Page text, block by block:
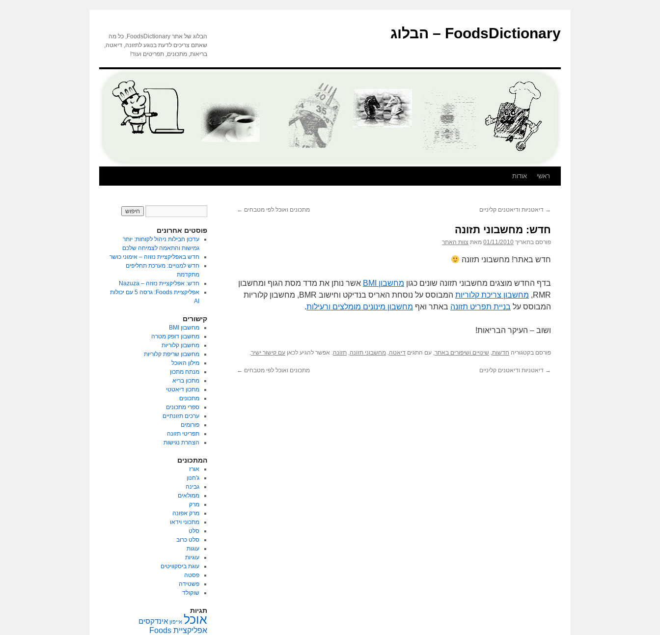
FoodsDictionary – הבלוג
הבלוג של אתר FoodsDictionary, כל מה
שאתם צריכים לדעת בנוגע לתזונה, דיאטה,
בריאות, מתכונים, תפריטים ועוד!
ראשי אודות
→ דיאטניות ודיאטנים קליניים מתכונים ואוכל לפי מטבחים ←
חדש: מחשבוני תזונה
פורסם בתאריך 01/11/2010 מאת צוות האתר
חדש באתר! מחשבוני תזונה
בדף החדש מוצגים מחשבוני תזונה שונים כגון מחשבון BMI
אשר נותן את מדד מסת הגוף ומחשבון
RMR,
מחשבון צריכת קלוריות
המבוסס על נוסחת האריס בנדיקט וחישוב BMR, מחשבון קלוריות
המבוסס על בניית תפריט תזונה באתר ואף מחשבון מינונים מומלצים ורעילות.
ושוב – העיקר הבריאות!
פורסם בקטגוריה חדשות, שינויים ושיפורים באתר, עם התגים דיאטה, מחשבוני תזונה, תזונה. אפשר להגיע לכאן עם קישור ישיר.
→ דיאטניות ודיאטנים קליניים מתכונים ואוכל לפי מטבחים ←
פוסטים אחרונים
עדכון חבילות ניהול לקוחות: יותר
גמישות והתאמה לצמיחה שלכם
חדש באפליקציית נזוזה – אימוני כושר
חדש למנויים: מערכת תחליפים
מתקדמת
חדש: אפליקציית נזוזה – Nazuza
אפליקציית Foods: גרסה 5 עם יכולות
AI
קישורים
מחשבון BMI
מחשבון דופק מטרה
מחשבון קלוריות
מחשבון שריפת קלוריות
מילון האוכל
מנתח מתכון
מתכון בריא
מתכון דיאטטי
מתכונים
ספרי מתכונים
ערכים תזונתיים
פורומים
תפריטי תזונה
הצהרת נגישות
המתכונים
אורז
ג'חנון
גבינה
ממולאים
מרק
מרק אפונה
מתכוני וידאו
סלט
סלט כרוב
עוגות
עוגיות
עוגת ביסקוויטים
פסטה
פשטידה
שוקולד
תגיות
אוכל אייפון אינדקסים
אפליקציית Foods